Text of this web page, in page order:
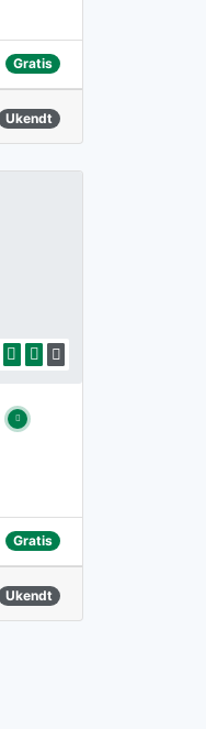
Gratis
Ukendt
Gratis
Ukendt